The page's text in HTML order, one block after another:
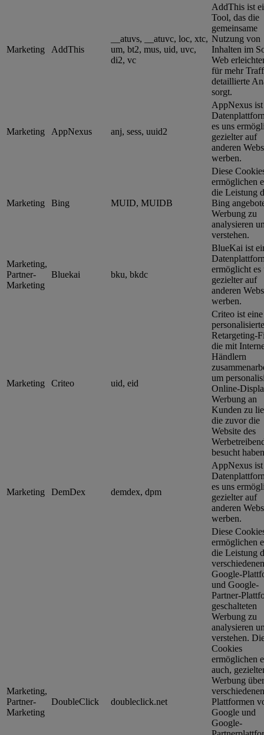
Marketing AddThis
__atuvs, __atuvc, loc, xtc,
um, bt2, mus, uid, uvc,
di2, vc
AddThis ist
Tool, das die
gemeinsame
Nutzung von
Inhalten im
Web
für mehr
detaillierte
sorgt.
Marketing AppNexus anj, sess, uuid2
AppNexus ist
es uns
gezielter auf
anderen
werben.
Marketing Bing MUID, MUIDB
Diese
ermöglichen
die Leistung
Bing
Werbung zu
analysieren
verstehen.
Marketing,
Partner-
Marketing
Bluekai bku, bkdc
BlueKai ist
ermöglicht es
gezielter auf
anderen
werben.
Marketing Criteo uid, eid
Criteo ist eine
personalisierte
Retargeting-
die mit
Händlern
um
Online-
Werbung an
Kunden zu
die zuvor die
Website des
besucht
Marketing DemDex demdex, dpm
AppNexus ist
es uns
gezielter auf
anderen
werben.
Marketing,
Partner-
Marketing
DoubleClick doubleclick.net
Diese
ermöglichen
die Leistung
verschiedenen
Google-
und Google-
Partner-
geschalteten
Werbung zu
analysieren
verstehen.
Cookies
ermöglichen
auch,
Werbung
verschiedenen
Plattformen
Google und
Google-